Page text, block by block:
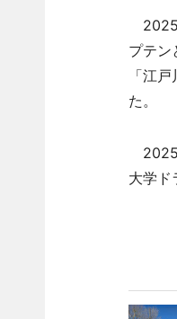
2025
プテン
「江
た。
2025
大学ド